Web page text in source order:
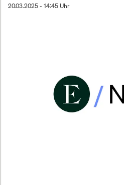
20.03.2025 - 14:45 Uhr